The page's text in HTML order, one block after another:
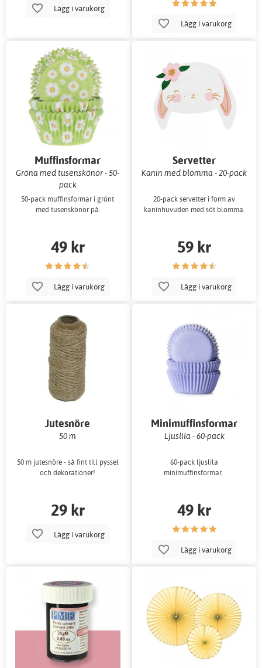
Lägg i varukorg
Lägg i varukorg
Muffinsformar
Gröna med tusenskönor - 50-
pack
50-pack muffinsformar i grönt
med tusenskönor på.
49 kr
Lägg i varukorg
Servetter
Kanin med blomma - 20-pack
20-pack servetter i form av
kaninhuvuden med söt blomma.
59 kr
Lägg i varukorg
Jutesnöre
50 m
50 m jutesnöre - så fint till pyssel
och dekorationer!
29 kr
Lägg i varukorg
Minimuffinsformar
Ljuslila - 60-pack
60-pack ljuslila
minimuffinsformar.
49 kr
Lägg i varukorg